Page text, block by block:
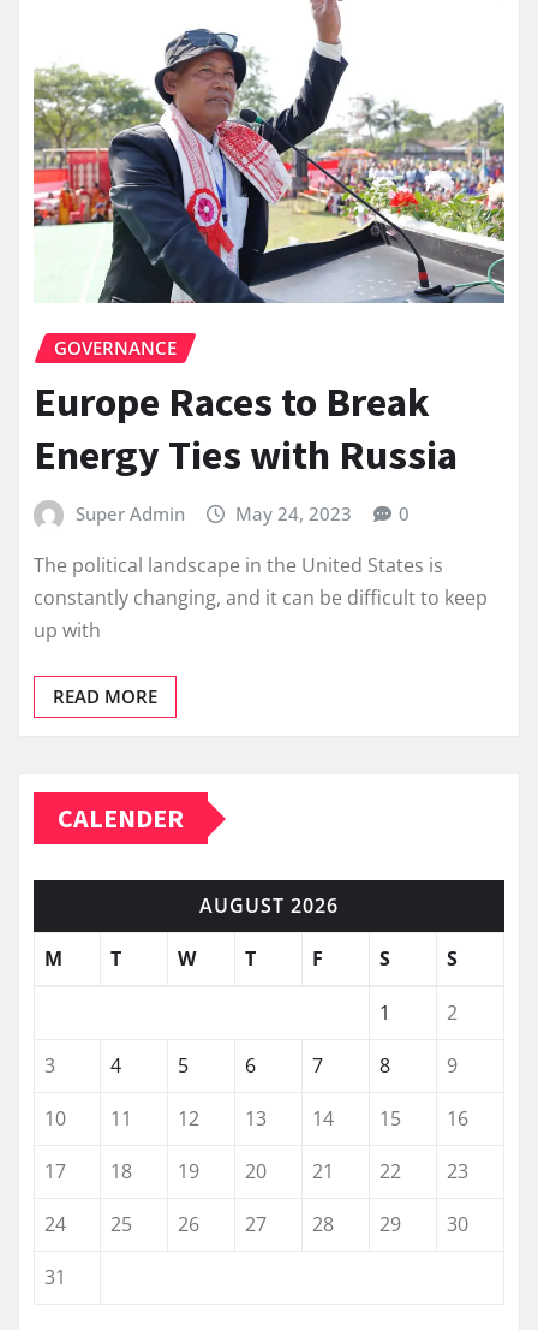
GOVERNANCE
Europe Races to Break
Energy Ties with Russia
Super Admin May 24, 2023 0
The political landscape in the United States is
constantly changing, and it can be difficult to keep
up with
READ MORE
CALENDER
AUGUST 2026
M
T W T F S S
1
2
3
4 5 6 7 8
9
10
11 12 13 14 15
16
17
18 19 20 21 22
23
24
25 26 27 28 29
30
31